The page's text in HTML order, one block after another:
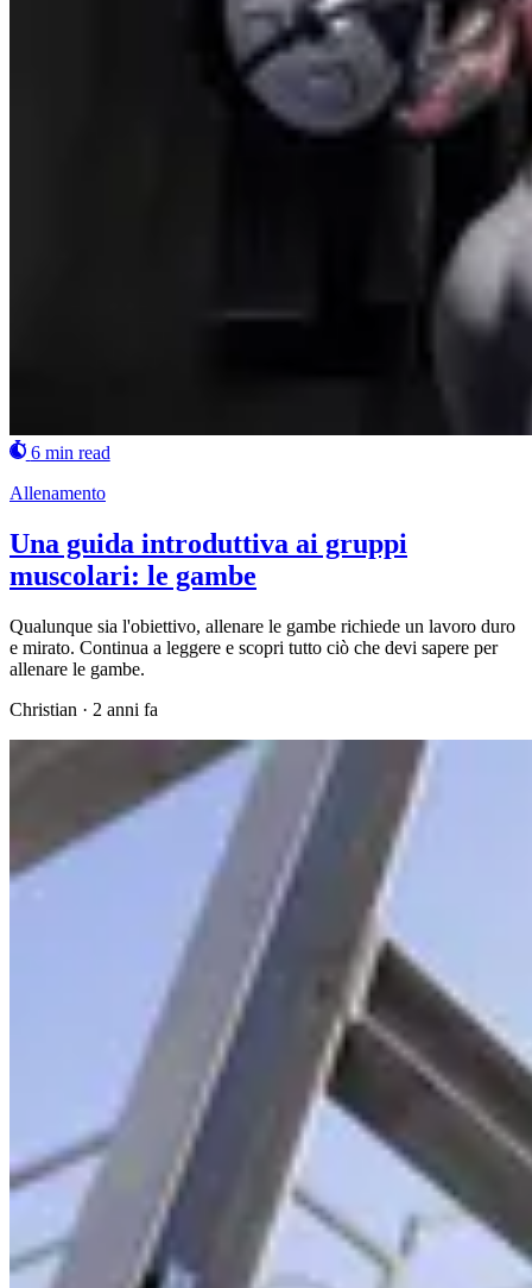
6 min read
Allenamento
Una guida introduttiva ai gruppi
muscolari: le gambe
Qualunque sia l'obiettivo, allenare le gambe richiede un lavoro duro
e mirato. Continua a leggere e scopri tutto ciò che devi sapere per
allenare le gambe.
Christian · 2 anni fa